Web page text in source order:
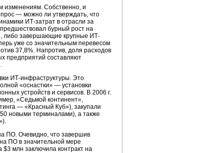
изменениям. Собственно, и
— можно ли утверждать, что
ИТ-затрат в отрасли за
бурный рост на
либо завершающие крупные ИТ-
уже со значительным перевесом
37,8%. Напротив, доля расходов
предприятий составляют
ИТ-инфраструктуры. Это
«оснастки» — установки
устройств и сервисов. В 2006 г.
«Седьмой континент»,
— «Красный Куб»), закупали
новыми терминалами), а также
ПО. Очевидно, что завершив
ПО в значительной мере
млн заключила контракт на